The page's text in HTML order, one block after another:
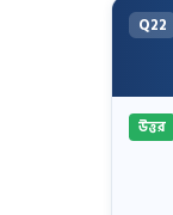
Q22
উত্তর